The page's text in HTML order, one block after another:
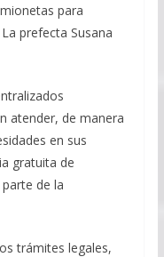
para
prefecta Susana
atender, de manera
en sus
gratuita de
de la
trámites legales,